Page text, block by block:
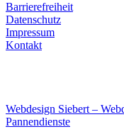
Barrierefreiheit
Datenschutz
Impressum
Kontakt
Webdesign Siebert –
Pannendienste